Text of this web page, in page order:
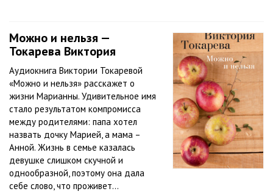
Можно и нельзя —
Токарева Виктория
Аудиокнига Виктории Токаревой
«Можно и нельзя» расскажет о
жизни Марианны. Удивительное имя
стало результатом компромисса
между родителями: папа хотел
назвать дочку Марией, а мама –
Анной. Жизнь в семье казалась
девушке слишком скучной и
однообразной, поэтому она дала
себе слово, что проживет...